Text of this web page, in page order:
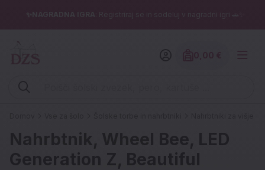
✨NAGRADNA IGRA : Registriraj se in sodeluj v nagradni igri 🚗✨
Vpišite iskalni niz (šolski zvezek, pero, kartuše ...)
Znesek
Nahrbtnik, Wheel Bee, LED
Generation Z, Beautiful